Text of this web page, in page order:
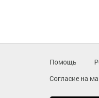
Помощь
Согласие на